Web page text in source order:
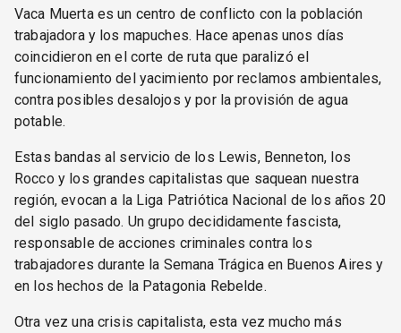
Vaca Muerta es un centro de conflicto con la población
trabajadora y los mapuches. Hace apenas unos días
coincidieron en el corte de ruta que paralizó el
funcionamiento del yacimiento por reclamos ambientales,
contra posibles desalojos y por la provisión de agua
potable.
Estas bandas al servicio de los Lewis, Benneton, los
Rocco y los grandes capitalistas que saquean nuestra
región, evocan a la Liga Patriótica Nacional de los años 20
del siglo pasado. Un grupo decididamente fascista,
responsable de acciones criminales contra los
trabajadores durante la Semana Trágica en Buenos Aires y
en los hechos de la Patagonia Rebelde.
Otra vez una crisis capitalista, esta vez mucho más